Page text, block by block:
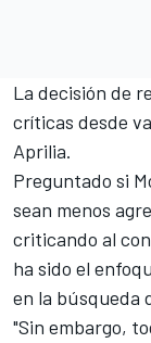
La decisión de
críticas desde
Aprilia.
Preguntado si
sean menos
criticando al
ha sido el
en la búsqueda
"Sin embargo,